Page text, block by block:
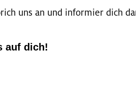
uns an und in­for­mier dich
auf dich!